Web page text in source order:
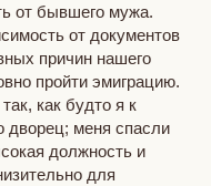
от бывшего мужа.
от документов
причин нашего
пройти эмиграцию.
как будто я к
дворец; меня спасли
должность и
для